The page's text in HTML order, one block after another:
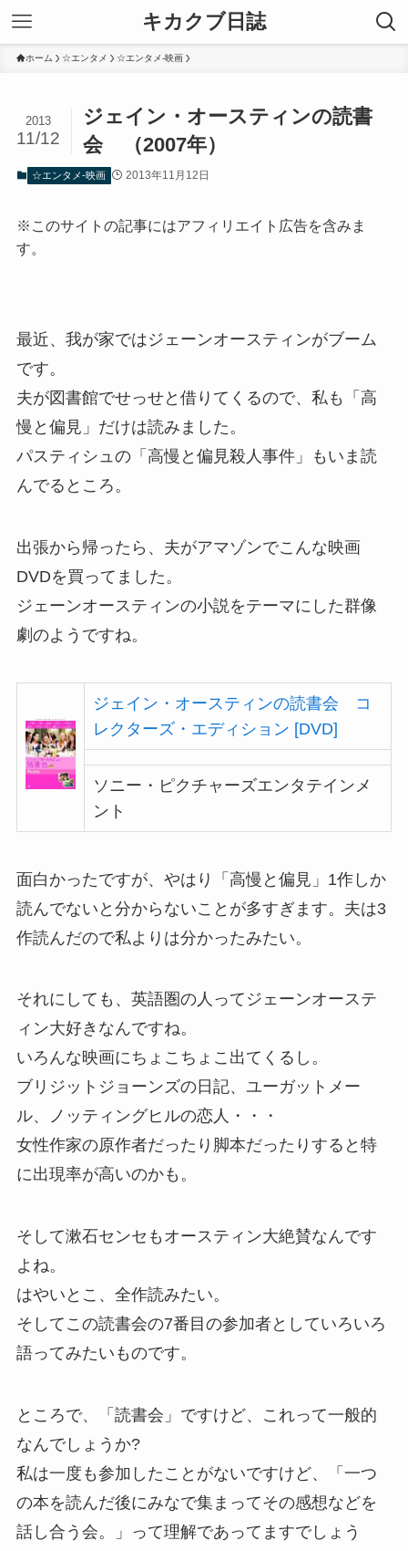
キカクブ日誌
ホーム ☆エンタメ ☆エンタメ-映画
ジェイン・オースティンの読書
会 （2007年）
2013
11/12
☆エンタメ-映画 2013年11月12日
※このサイトの記事にはアフィリエイト広告を含みま
す。
最近、我が家ではジェーンオースティンがブーム
です。
夫が図書館でせっせと借りてくるので、私も「高
慢と偏見」だけは読みました。
パスティシュの「高慢と偏見殺人事件」もいま読
んでるところ。
出張から帰ったら、夫がアマゾンでこんな映画
DVDを買ってました。
ジェーンオースティンの小説をテーマにした群像
劇のようですね。
ジェイン・オースティンの読書会 コ
レクターズ・エディション [DVD]
ソニー・ピクチャーズエンタテインメ
ント
面白かったですが、やはり「高慢と偏見」1作しか
読んでないと分からないことが多すぎます。夫は3
作読んだので私よりは分かったみたい。
それにしても、英語圏の人ってジェーンオーステ
ィン大好きなんですね。
いろんな映画にちょこちょこ出てくるし。
ブリジットジョーンズの日記、ユーガットメー
ル、ノッティングヒルの恋人・・・
女性作家の原作者だったり脚本だったりすると特
に出現率が高いのかも。
そして漱石センセもオースティン大絶賛なんです
よね。
はやいとこ、全作読みたい。
そしてこの読書会の7番目の参加者としていろいろ
語ってみたいものです。
ところで、「読書会」ですけど、これって一般的
なんでしょうか?
私は一度も参加したことがないですけど、「一つ
の本を読んだ後にみなで集まってその感想などを
話し合う会。」って理解であってますでしょう